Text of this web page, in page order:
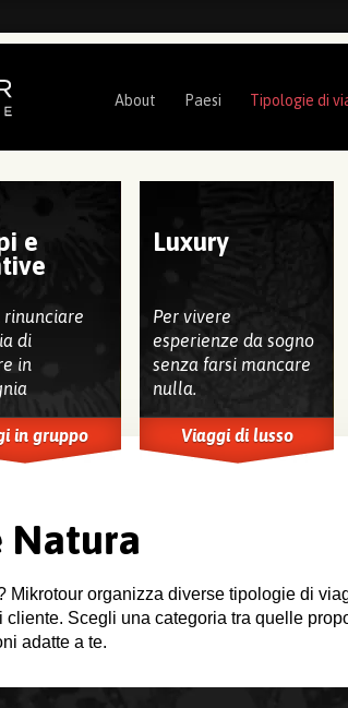
About Paesi Tipologie di
e
rinunciare
di
in
in gruppo
Luxury
Per vivere
esperienze da sogno
senza farsi mancare
nulla.
Viaggi di lusso
Natura
Mikrotour organizza diverse tipologie di
Scegli una categoria tra quelle
adatte a te.